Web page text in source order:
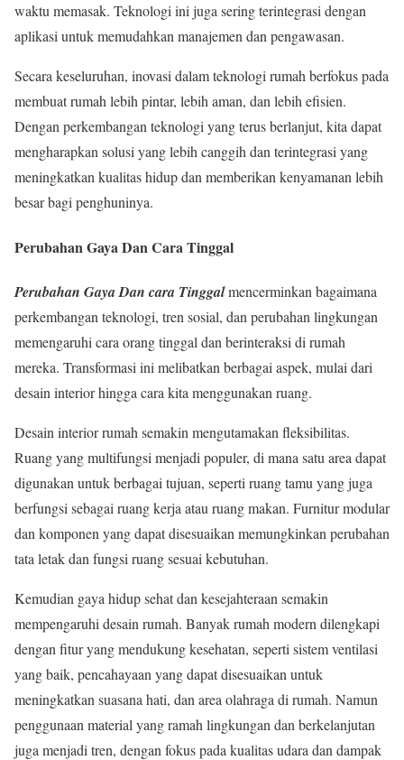
waktu memasak. Teknologi ini juga sering terintegrasi dengan
aplikasi untuk memudahkan manajemen dan pengawasan.
Secara keseluruhan, inovasi dalam teknologi rumah berfokus pada
membuat rumah lebih pintar, lebih aman, dan lebih efisien.
Dengan perkembangan teknologi yang terus berlanjut, kita dapat
mengharapkan solusi yang lebih canggih dan terintegrasi yang
meningkatkan kualitas hidup dan memberikan kenyamanan lebih
besar bagi penghuninya.
Perubahan Gaya Dan Cara Tinggal
Perubahan Gaya Dan cara Tinggalmencerminkan bagaimana
perkembangan teknologi, tren sosial, dan perubahan lingkungan
memengaruhi cara orang tinggal dan berinteraksi di rumah
mereka. Transformasi ini melibatkan berbagai aspek, mulai dari
desain interior hingga cara kita menggunakan ruang.
Desain interior rumah semakin mengutamakan fleksibilitas.
Ruang yang multifungsi menjadi populer, di mana satu area dapat
digunakan untuk berbagai tujuan, seperti ruang tamu yang juga
berfungsi sebagai ruang kerja atau ruang makan. Furnitur modular
dan komponen yang dapat disesuaikan memungkinkan perubahan
tata letak dan fungsi ruang sesuai kebutuhan.
Kemudian gaya hidup sehat dan kesejahteraan semakin
mempengaruhi desain rumah. Banyak rumah modern dilengkapi
dengan fitur yang mendukung kesehatan, seperti sistem ventilasi
yang baik, pencahayaan yang dapat disesuaikan untuk
meningkatkan suasana hati, dan area olahraga di rumah. Namun
penggunaan material yang ramah lingkungan dan berkelanjutan
juga menjadi tren, dengan fokus pada kualitas udara dan dampak